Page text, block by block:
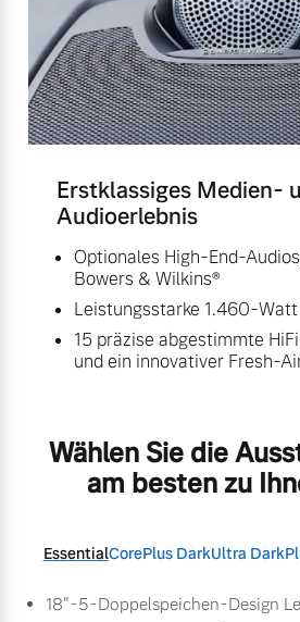
Erstklassiges Medien-
Audioerlebnis
Optionales High-End-
Bowers & Wilkins®
Leistungsstarke 1.460-Watt
15 präzise abgestimmte
und ein innovativer Fresh-
Wählen Sie die
am besten zu
EssentialCorePlus DarkUltra Dark
18"-5-Doppelspeichen-Design